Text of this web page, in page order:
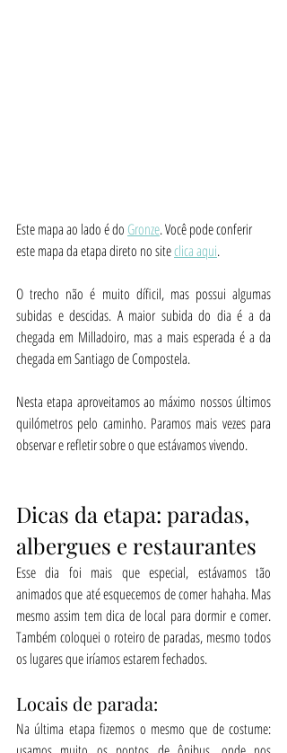
Este mapa ao lado é do Gronze. Você pode conferir
este mapa da etapa direto no site clica aqui.
O trecho não é muito díficil, mas possui algumas
subidas e descidas. A maior subida do dia é a da
chegada em Milladoiro, mas a mais esperada é a da
chegada em Santiago de Compostela.
Nesta etapa aproveitamos ao máximo nossos últimos
quilómetros pelo caminho. Paramos mais vezes para
observar e refletir sobre o que estávamos vivendo.
Dicas da etapa: paradas,
albergues e restaurantes
Esse dia foi mais que especial, estávamos tão
animados que até esquecemos de comer hahaha. Mas
mesmo assim tem dica de local para dormir e comer.
Também coloquei o roteiro de paradas, mesmo todos
os lugares que iríamos estarem fechados.
Locais de parada:
Na última etapa fizemos o mesmo que de costume: